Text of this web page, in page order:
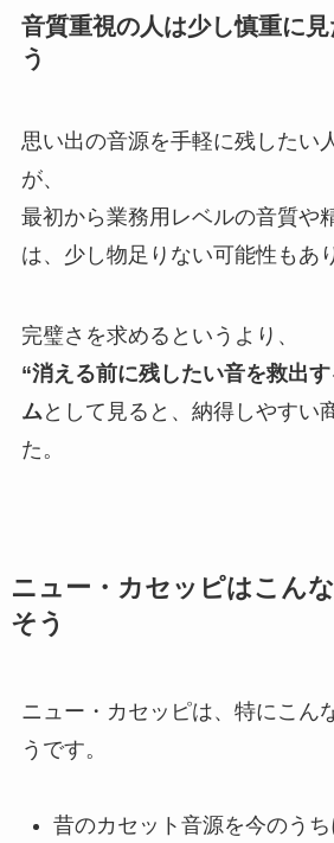
音質重視の人は少し慎重に
う
思い出の音源を手軽に残したい
が、
最初から業務用レベルの音質や
は、少し物足りない可能性もあ
完璧さを求めるというより、
“消える前に残したい音を救出
ム として見ると、納得しやすい
た。
ニュー・カセッピはこん
そう
ニュー・カセッピは、特にこん
うです。
昔のカセット音源を今のう